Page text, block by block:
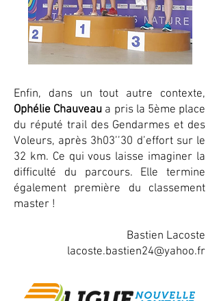
Enfin, dans un tout autre contexte,
Ophélie Chauveau a pris la 5ème place
du réputé trail des Gendarmes et des
Voleurs, après 3h03’’30 d’effort sur le
32 km. Ce qui vous laisse imaginer la
difficulté du parcours. Elle termine
également première du classement
master !
Bastien Lacoste
lacoste.bastien24@yahoo.fr